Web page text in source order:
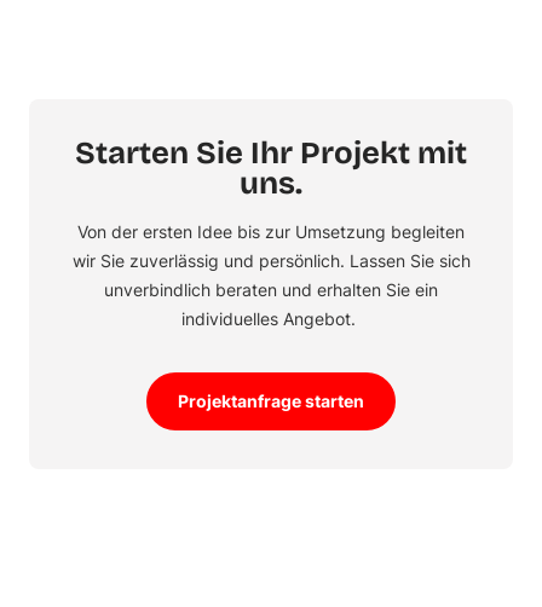
Starten Sie Ihr Projekt mit
uns.
Von der ersten Idee bis zur Umsetzung begleiten
wir Sie zuverlässig und persönlich. Lassen Sie sich
unverbindlich beraten und erhalten Sie ein
individuelles Angebot.
Projektanfrage starten